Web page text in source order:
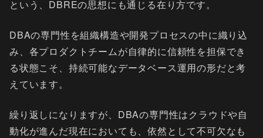
という、DBREの思想にも通じる在り方です。
DBAの専門性を組織構造や開発プロセスの中に織り込
み、各プロダクトチームが自律的に信頼性を担保でき
る状態こそ、持続可能なデータベース運用の形だと考
えています。
繰り返しになりますが、DBAの専門性はクラウドや自
動化が進んだ現在においても、依然として不可欠なも